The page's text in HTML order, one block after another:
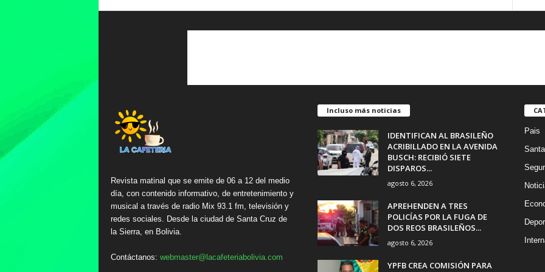
Revista matinal que se emite de 06 a 12 del medio
día, con contenido informativo, de entretenimiento y
musical a través de radio Mix 93.1 fm, televisión y
redes sociales. Desde la ciudad de Santa Cruz de
la Sierra, en Bolivia.
Contáctanos: webmaster@lacafeteriabolivia.com
Incluso más noticias
IDENTIFICAN AL BRASILEÑO
ACRIBILLADO EN LA AVENIDA
BUSCH: RECIBIÓ SIETE
DISPAROS...
agosto 6, 2026
APREHENDEN A TRES
POLICÍAS POR LA FUGA DE
DOS REOS BRASILEÑOS...
agosto 6, 2026
YPFB CREA COMISIÓN PARA
Pais